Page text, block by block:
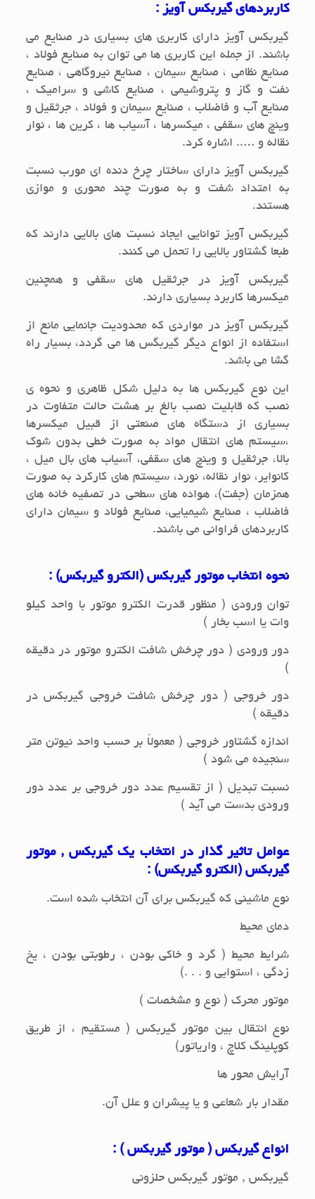
کاربردهای گیربکس آویز :
گیربکس آویز دارای کاربری های بسیاری در صنایع می
باشند. از جمله این کاربری ها می توان به صنایع فولاد ،
صنایع نظامی ، صنایع سیمان ، صنایع نیروگاهی ، صنایع
نفت و گاز و پتروشیمی ، صنایع کاشی و سرامیک ،
صنایع آب و فاضلاب ، صنایع سیمان و فولاد ، جرثقیل و
وینچ های سقفی ، میکسرها ، آسیاب ها ، کرین ها ، نوار
نقاله و ….. اشاره کرد.
گیربکس آویز دارای ساختار چرخ دنده ای مورب نسبت
به امتداد شفت و به صورت چند محوری و موازی
هستند.
گیربکس آویز توانایی ایجاد نسبت های بالایی دارند که
طبعا گشتاور بالایی را تحمل می کنند.
گیربکس آویز در جرثقیل های سقفی و همچنین
میکسرها کاربرد بسیاری دارند.
گیربکس آویز در مواردی که محدودیت جانمایی مانع از
استفاده از انواع دیگر گیربگس ها می گردد، بسیار راه
گشا می باشد.
این نوع گیربکس ها به دلیل شکل ظاهری و نحوه ی
نصب که قابلیت نصب بالغ بر هشت حالت متفاوت در
بسیاری از دستگاه های صنعتی از قبیل میکسرها
،سیستم های انتقال مواد به صورت خطی بدون شوک
بالا، جرثقیل و وینچ های سقفی، آسیاب های بال میل ‍،
کانوایر، نوار نقاله، نورد، سیستم های کارکرد به صورت
همزمان (جفت)، هواده های سطحی در تصفیه خانه های
فاضلاب ، صنایع شیمیایی، صنایع فولاد و سیمان دارای
کاربردهای فراوانی می باشند.
نحوه انتخاب موتور گیربکس (الکترو گیربکس) :
توان ورودی ( منظور قدرت الکترو موتور با واحد کیلو
وات یا اسب بخار )
دور ورودی ( دور چرخش شافت الکترو موتور در دقیقه
)
دور خروجی ( دور چرخش شافت خروجی گیربکس در
دقیقه )
اندازه گشتاور خروجی ( معمولاً بر حسب واحد نیوتن متر
سنجیده می شود )
نسبت تبدیل ( از تقسیم عدد دور خروجی بر عدد دور
ورودی بدست می آید )
عوامل تاثیر گذار در انتخاب یک گیربکس , موتور
گیربکس (الکترو گیربکس) :
نوع ماشینی که گیربکس برای آن انتخاب شده است.
دمای محیط
شرایط محیط ( گرد و خاکی بودن ، رطوبتی بودن ، یخ
زدگی ، استوایی و . . .)
موتور محرک ( نوع و مشخصات )
نوع انتقال بین موتور گیربکس ( مستقیم ، از طریق
کوپلینگ کلاچ ، واریاتور)
آرایش محور ها
مقدار بار شعاعی و یا پیشران و علل آن.
انواع گیربکس ( موتور گیربکس ) :
گیربکس , موتور گیربکس حلزونی